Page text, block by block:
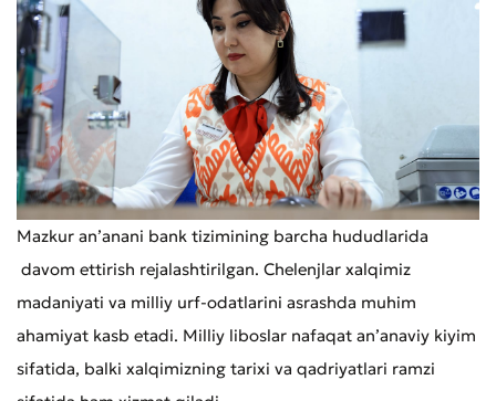
Yomon Aʼlo
Mazkur an’anani bank tizimining barcha hududlarida
davom ettirish rejalashtirilgan. Chelenjlar xalqimiz
madaniyati va milliy urf-odatlarini asrashda muhim
ahamiyat kasb etadi. Milliy liboslar nafaqat an’anaviy kiyim
sifatida, balki xalqimizning tarixi va qadriyatlari ramzi